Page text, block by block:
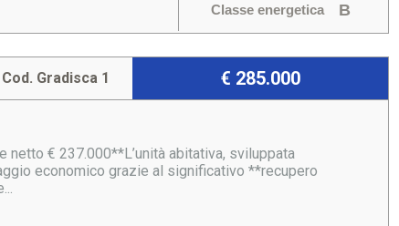
Classe energetica B
€ 285.000
Cod. Gradisca 1
€ 237.000**L’unità abitativa, sviluppata
economico grazie al significativo **recupero